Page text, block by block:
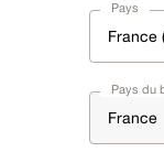
Pays
France
Pays du